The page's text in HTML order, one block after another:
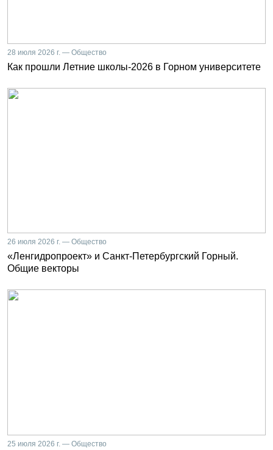
28 июля 2026 г. — Общество
Как прошли Летние школы-2026 в Горном университете
26 июля 2026 г. — Общество
«Ленгидропроект» и Санкт-Петербургский Горный.
Общие векторы
25 июля 2026 г. — Общество